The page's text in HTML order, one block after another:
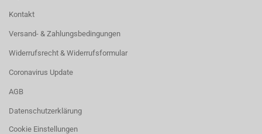
Kontakt
Versand- & Zahlungsbedingungen
Widerrufsrecht & Widerrufsformular
Coronavirus Update
AGB
Datenschutzerklärung
Cookie Einstellungen